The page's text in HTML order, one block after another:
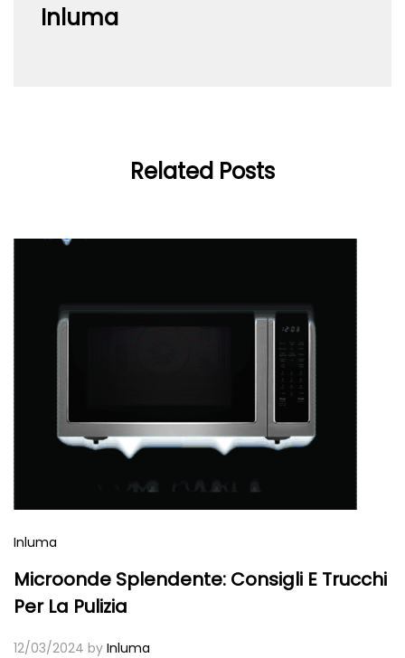
Inluma
Related Posts
Inluma
Microonde Splendente: Consigli E Trucchi
Per La Pulizia
12/03/2024 by Inluma